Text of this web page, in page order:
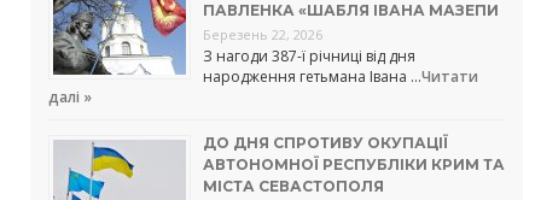
ПАВЛЕНКА «ШАБЛЯ ІВАНА МАЗЕПИ
Березень 22, 2026
З нагоди 387-ї річниці від дня
народження гетьмана Івана …Читати
далі »
ДО ДНЯ СПРОТИВУ ОКУПАЦІЇ
АВТОНОМНОЇ РЕСПУБЛІКИ КРИМ ТА
МІСТА СЕВАСТОПОЛЯ